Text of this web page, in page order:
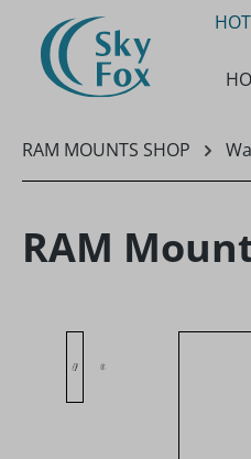
Hauptinhalt springen
Zur Suche springen
Zur Hauptnavigation
RAM MOUNTS SHOP
RAM